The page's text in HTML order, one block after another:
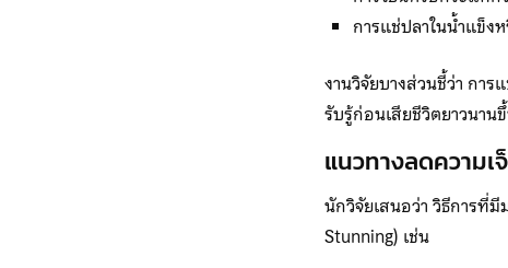
การแช่ปลาในน้ำแข็
งานวิจัยบางส่วนชี้ว่า การ
รับรู้ก่อนเสียชีวิตยาวนาน
แนวทางลดความ
นักวิจัยเสนอว่า วิธีการที่
Stunning) เช่น